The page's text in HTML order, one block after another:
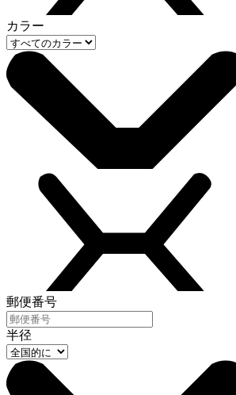
カラー
郵便番号
半径